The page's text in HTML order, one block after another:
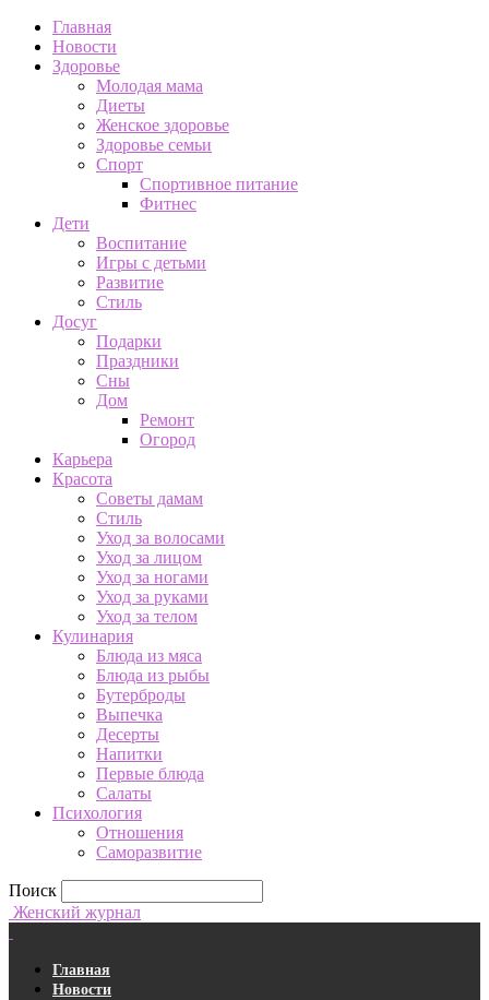
Главная
Новости
Здоровье
Молодая мама
Диеты
Женское здоровье
Здоровье семьи
Спорт
Спортивное питание
Фитнес
Дети
Воспитание
Игры с детьми
Развитие
Стиль
Досуг
Подарки
Праздники
Сны
Дом
Ремонт
Огород
Карьера
Красота
Советы дамам
Стиль
Уход за волосами
Уход за лицом
Уход за ногами
Уход за руками
Уход за телом
Кулинария
Блюда из мяса
Блюда из рыбы
Бутерброды
Выпечка
Десерты
Напитки
Первые блюда
Салаты
Психология
Отношения
Саморазвитие
Поиск
Женский журнал
Главная
Новости